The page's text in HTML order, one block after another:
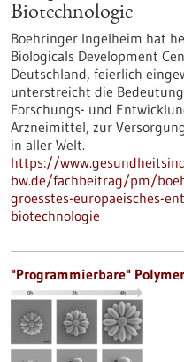
Biotechnologie
Boehringer Ingelheim hat
Biologicals Development
Deutschland, feierlich
unterstreicht die
Forschungs- und
Arzneimittel, zur
in aller Welt.
https://
bw.de/fachbeitrag/pm/
groesstes-europaeisches-
biotechnologie
"Programmierbare"